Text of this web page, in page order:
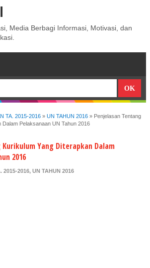
Media Berbagi Informasi, Motivasi, dan
TA. 2015-2016 » UN TAHUN 2016 » Penjelasan Tentang
Dalam Pelaksanaan UN Tahun 2016
Yang Diterapkan Dalam
2016
2015-2016, UN TAHUN 2016